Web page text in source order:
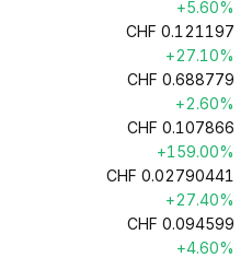
+5.60%
CHF 0.121197
+27.10%
CHF 0.688779
+2.60%
CHF 0.107866
+159.00%
CHF 0.02790441
+27.40%
CHF 0.094599
+4.60%